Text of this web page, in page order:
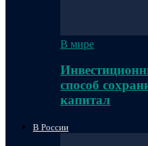
В мире
способ
капитал
В России